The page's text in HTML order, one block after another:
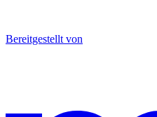
Bereitgestellt von